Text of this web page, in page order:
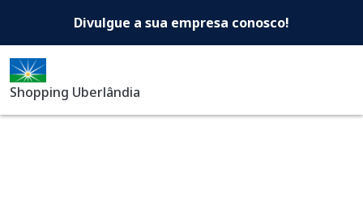
Shopping Uberlândia -
Divulgue a sua empresa conosco!
Shopping Uberlândia